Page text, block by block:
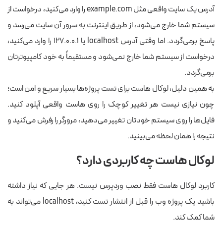
آدرس یک سایت واقعی مثل example.com را وارد می‌کنید، درخواست از
سیستم شما خارج می‌شود، از طریق اینترنت به سرور آن سایت می‌رسد و
پاسخ برمی‌گردد. اما وقتی آدرس localhost یا ۱۲۷.۰.۰.۱ را وارد می‌کنید،
درخواست از سیستم شما خارج نمی‌شود و مستقیماً به خود کامپیوترتان
برمی‌گردد.
به همین دلیل، لوکال هاست برای تست پروژه‌ها بسیار سریع و امن است؛
چون نیازی نیست هر تغییر کوچک را روی هاست واقعی آپلود کنید.
فایل‌ها را روی سیستم خودتان تغییر می‌دهید، مرورگر را رفرش می‌کنید و
نتیجه را همان لحظه می‌بینید.
لوکال هاست چه کاربردی دارد؟
کاربرد لوکال هاست فقط نصب وردپرس نیست. هر جایی که نیاز داشته
باشید یک پروژه وب را قبل از انتشار تست کنید، localhost می‌تواند به
شما کمک کند.